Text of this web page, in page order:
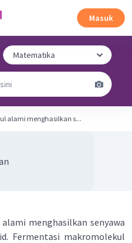
Masuk
alami menghasilkan s...
menghasilkan senyawa
Fermentasi makromolekul